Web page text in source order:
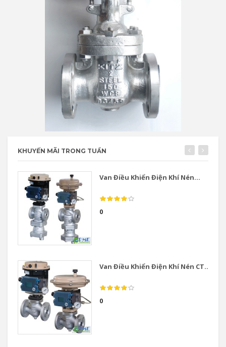
KHUYẾN MÃI TRONG TUẦN
Van Điều Khiển Điện Khí Nén...
0
Van Điều Khiển Điện Khí Nén CT...
0